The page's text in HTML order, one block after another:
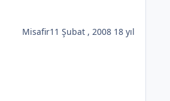
Misafir11 Şubat , 2008 18 yıl